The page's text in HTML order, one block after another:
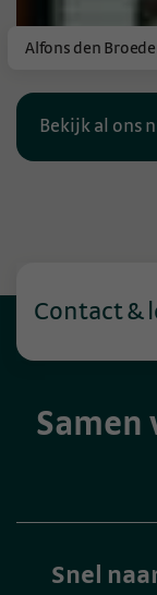
Alfons den
Bekijk al ons
Samen
Contact &
Snel